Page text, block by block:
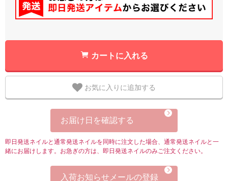
カートに入れる
お気に入りに追加する
お届け日を確認する
即日発送ネイルと通常発送ネイルを同時に注文した場合、通常発送ネイルと一
緒にお届けします。お急ぎの方は、即日発送ネイルのみご注文ください。
入荷お知らせメールの登録